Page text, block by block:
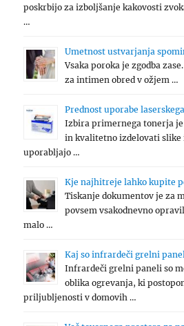
poskrbijo za izboljšanje kakovosti
…
Umetnost ustvarjanja
Vsaka poroka je zgodba
za intimen obred v ožjem …
Prednost uporabe
Izbira primernega tonerja
in kvalitetno izdelovati slike
uporabljajo …
Kje najhitreje lahko kupite
Tiskanje dokumentov je za
povsem vsakodnevno
malo …
Kaj so infrardeči grelni
Infrardeči grelni paneli so
oblika ogrevanja, ki
priljubljenosti v domovih …